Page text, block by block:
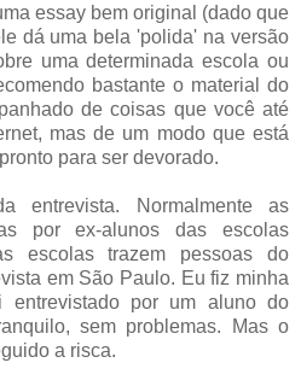
essay bem original (dado que
dá uma bela 'polida' na versão
uma determinada escola ou
bastante o material do
de coisas que você até
mas de um modo que está
para ser devorado.
entrevista. Normalmente as
por ex-alunos das escolas
escolas trazem pessoas do
em São Paulo. Eu fiz minha
entrevistado por um aluno do
sem problemas. Mas o
a risca.